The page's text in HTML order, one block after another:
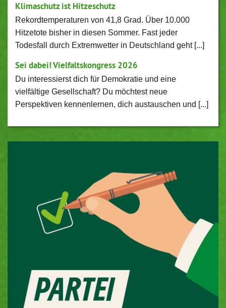
Klimaschutz ist Hitzeschutz
Rekordtemperaturen von 41,8 Grad. Über 10.000
Hitzetote bisher in diesen Sommer. Fast jeder
Todesfall durch Extremwetter in Deutschland geht [...]
Sei dabei! Vielfaltskongress 2026
Du interessierst dich für Demokratie und eine
vielfältige Gesellschaft? Du möchtest neue
Perspektiven kennenlernen, dich austauschen und [...]